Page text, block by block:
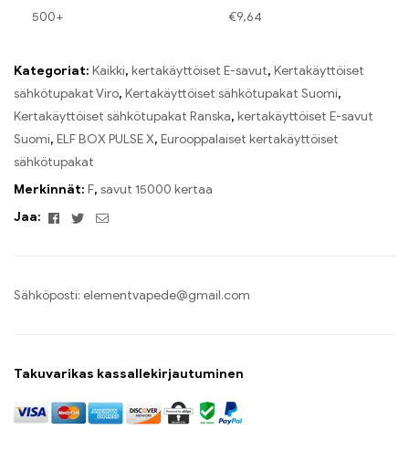
500+ €9,64
Kategoriat: Kaikki, kertakäyttöiset E-savut, Kertakäyttöiset
sähkötupakat Viro, Kertakäyttöiset sähkötupakat Suomi,
Kertakäyttöiset sähkötupakat Ranska, kertakäyttöiset E-savut
Suomi, ELF BOX PULSE X, Eurooppalaiset kertakäyttöiset
sähkötupakat
Merkinnät: F, savut 15000 kertaa
Jaa:
Facebook
TwitterSähköposti
Sähköposti: elementvapede@gmail.com
Takuvarikas kassallekirjautuminen